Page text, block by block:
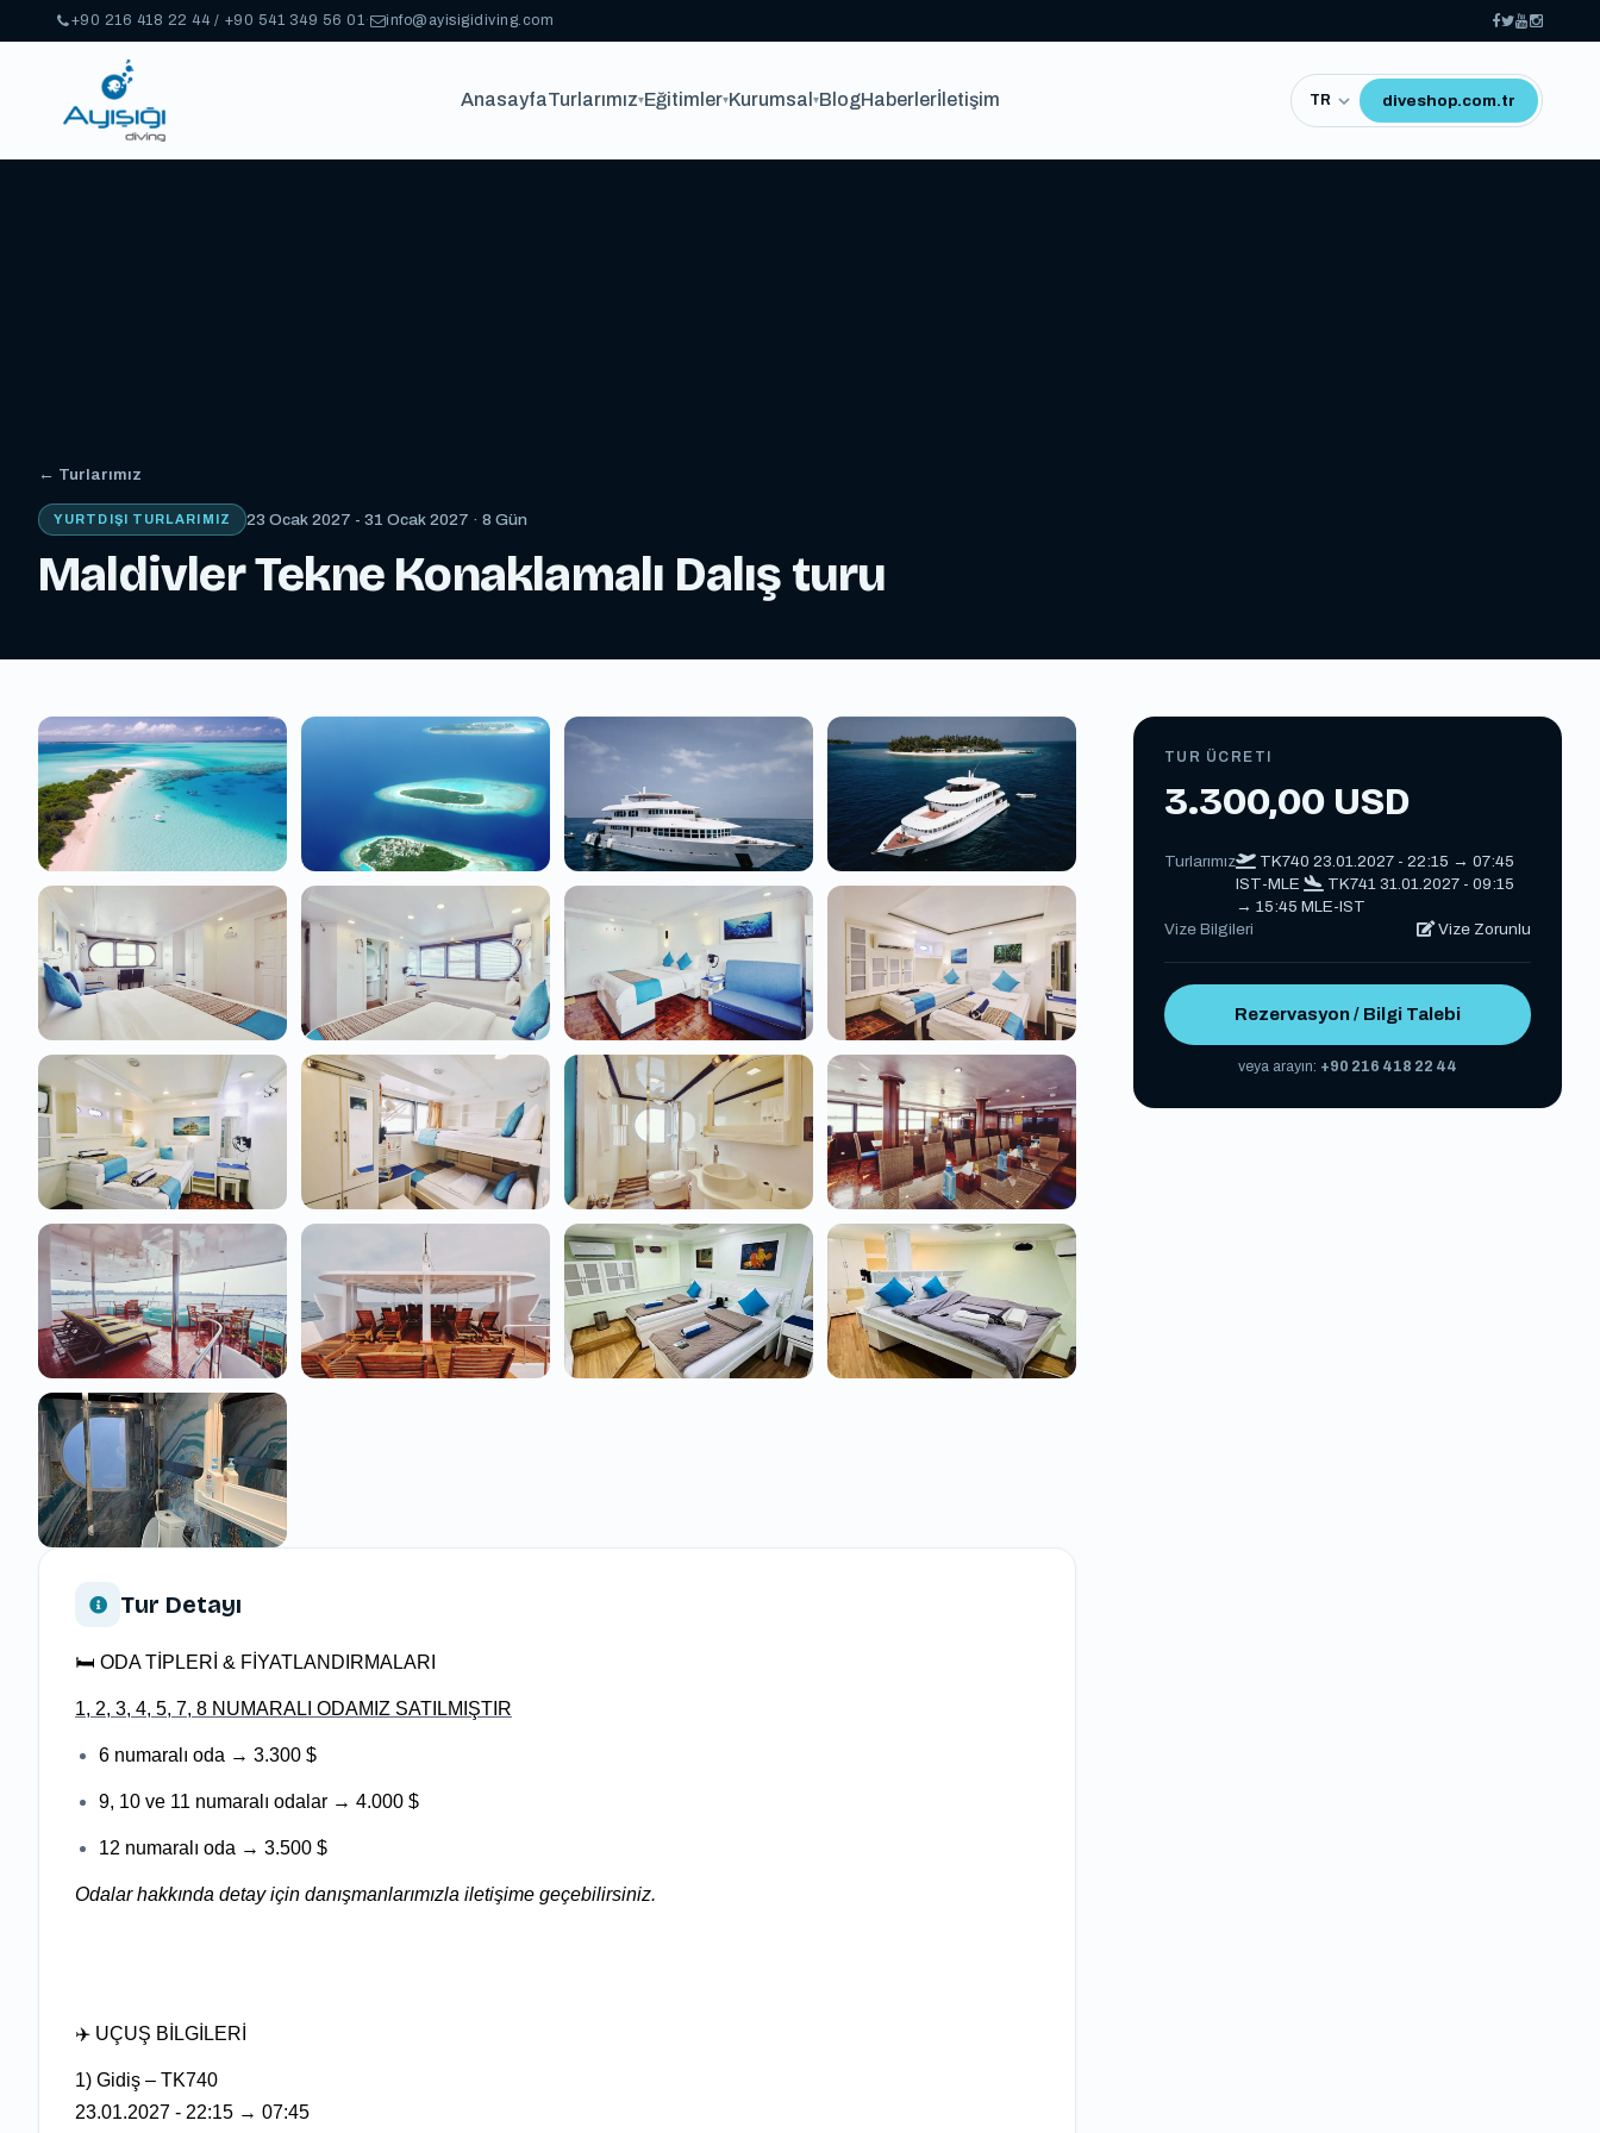
+90 216 418 22 44 / +90 541 349 56 01· info@ayisigidiving.com
AnasayfaTurlarımız▾Eğitimler▾Kurumsal ▾BlogHaberlerİletişim diveshop.com.tr
← Turlarımız
YURTDIŞI TURLARIMIZ 23 Ocak 2027 - 31 Ocak 2027 · 8 Gün
Maldivler Tekne Konaklamalı Dalış turu
Tur Detayı
🛏️ ODA TİPLERİ & FİYATLANDIRMALARI
1, 2, 3, 4, 5, 7, 8 NUMARALI ODAMIZ SATILMIŞTIR
6 numaralı oda → 3.300 $
9, 10 ve 11 numaralı odalar → 4.000 $
12 numaralı oda → 3.500 $
Odalar hakkında detay için danışmanlarımızla iletişime geçebilirsiniz.
✈️ UÇUŞ BİLGİLERİ
1) Gidiş – TK740
23.01.2027 - 22:15 → 07:45
TUR ÜCRETI
3.300,00 USD
Turlarımız
TK740 23.01.2027 - 22:15 → 07:45
IST-MLE
TK741 31.01.2027 - 09:15
→ 15:45 MLE-IST
Vize Bilgileri
Vize Zorunlu
Rezervasyon / Bilgi Talebi
veya arayın: +90 216 418 22 44